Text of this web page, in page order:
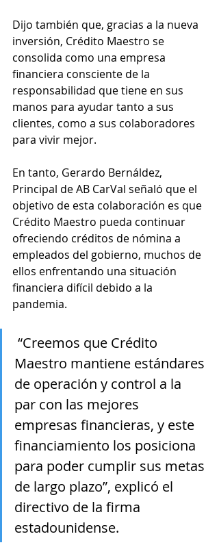
Dijo también que, gracias a la nueva
inversión, Crédito Maestro se
consolida como una empresa
financiera consciente de la
responsabilidad que tiene en sus
manos para ayudar tanto a sus
clientes, como a sus colaboradores
para vivir mejor.
En tanto, Gerardo Bernáldez,
Principal de AB CarVal señaló que el
objetivo de esta colaboración es que
Crédito Maestro pueda continuar
ofreciendo créditos de nómina a
empleados del gobierno, muchos de
ellos enfrentando una situación
financiera difícil debido a la
pandemia.
Maestro mantiene estándares
de operación y control a la
par con las mejores
empresas financieras, y este
financiamiento los posiciona
para poder cumplir sus metas
de largo plazo”, explicó el
directivo de la firma
estadounidense.